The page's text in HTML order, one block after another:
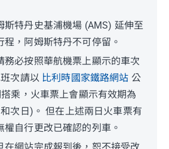
斯特丹史基浦機場 (AMS) 延伸至
程，阿姆斯特丹不可停留。
務必按照華航機票上顯示的車次
次請以 比利時國家鐵路網站 公
乘，火車票上會顯示有效期為
次日)。 但在上述兩日火車票有
權自行更改已確認的列車。